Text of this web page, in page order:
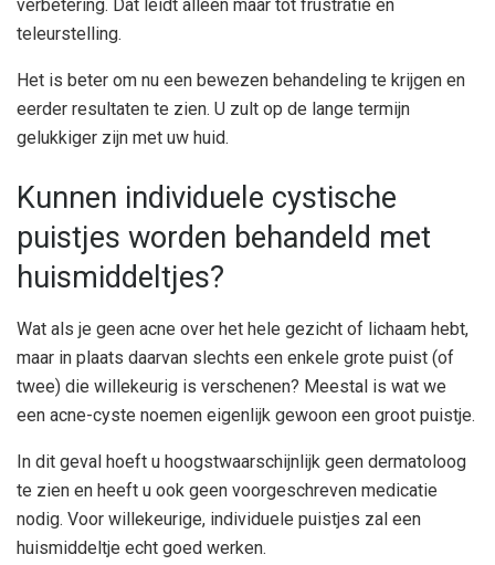
verbetering. Dat leidt alleen maar tot frustratie en
teleurstelling.
Het is beter om nu een bewezen behandeling te krijgen en
eerder resultaten te zien. U zult op de lange termijn
gelukkiger zijn met uw huid.
Kunnen individuele cystische
puistjes worden behandeld met
huismiddeltjes?
Wat als je geen acne over het hele gezicht of lichaam hebt,
maar in plaats daarvan slechts een enkele grote puist (of
twee) die willekeurig is verschenen? Meestal is wat we
een acne-cyste noemen eigenlijk gewoon een groot puistje.
In dit geval hoeft u hoogstwaarschijnlijk geen dermatoloog
te zien en heeft u ook geen voorgeschreven medicatie
nodig. Voor willekeurige, individuele puistjes zal een
huismiddeltje echt goed werken.